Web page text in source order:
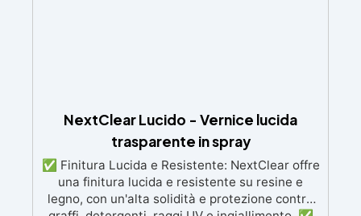
brillantezza aggiuntiva, utilizzando grana 2000-
NextClear Lucido - Vernice lucida
trasparente in spray
✅ Finitura Lucida e Resistente: NextClear offre
una finitura lucida e resistente su resine e
legno, con un'alta solidità e protezione contro